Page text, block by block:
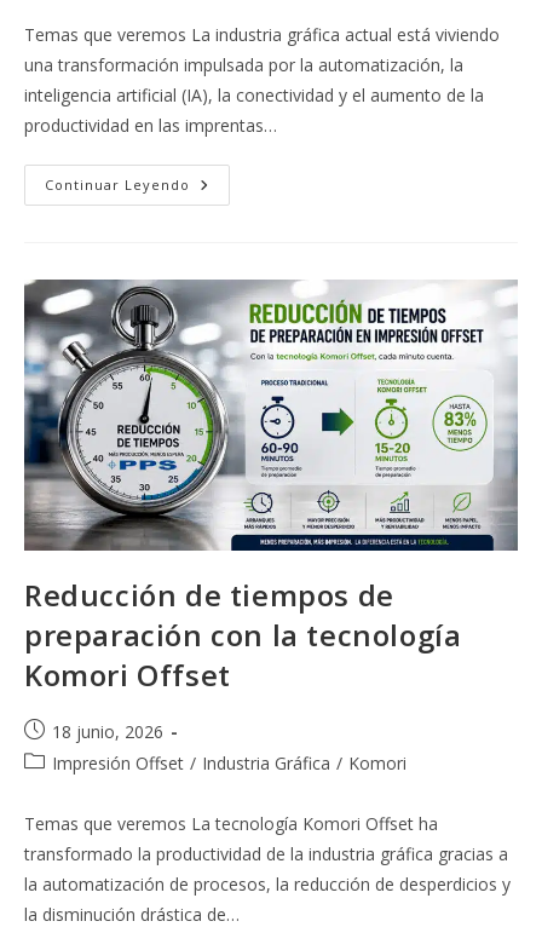
entrada:
Temas que veremos La industria gráfica actual está viviendo
una transformación impulsada por la automatización, la
inteligencia artificial (IA), la conectividad y el aumento de la
productividad en las imprentas…
Continuar Leyendo Nuevas
Tecnologías
Industria
Gráfica
Actual
Reducción de tiempos de
preparación con la tecnología
Komori Offset
Publicación
de
18 junio, 2026
Categoría
entrada:
Impresión Offset / Industria Gráfica / Komori
Temas que veremos La tecnología Komori Offset ha
transformado la productividad de la industria gráfica gracias a
la automatización de procesos, la reducción de desperdicios y
la disminución drástica de…